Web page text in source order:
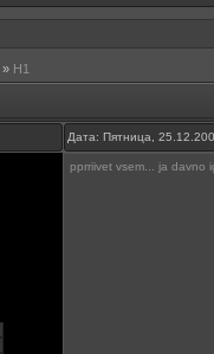
» H1
Дата: Пятница,
pprriivet vsem... ja davno